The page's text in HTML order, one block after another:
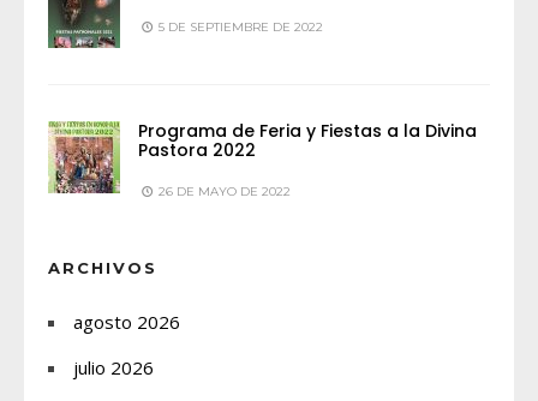
5 DE SEPTIEMBRE DE 2022
Programa de Feria y Fiestas a la Divina
Pastora 2022
26 DE MAYO DE 2022
ARCHIVOS
agosto 2026
julio 2026